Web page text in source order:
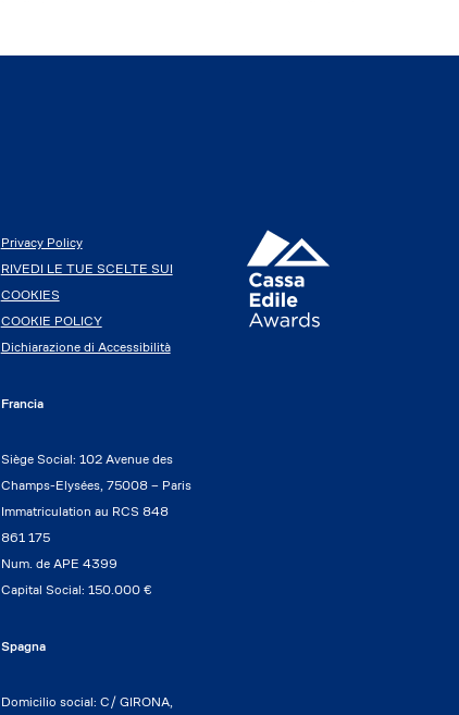
Privacy Policy
RIVEDI LE TUE SCELTE SUI
COOKIES
COOKIE POLICY
Dichiarazione di Accessibilità
Francia
Siège Social: 102 Avenue des
Champs-Elysées, 75008 – Paris
Immatriculation au RCS 848
861 175
Num. de APE 4399
Capital Social: 150.000 €
Spagna
Domicilio social: C/ GIRONA,